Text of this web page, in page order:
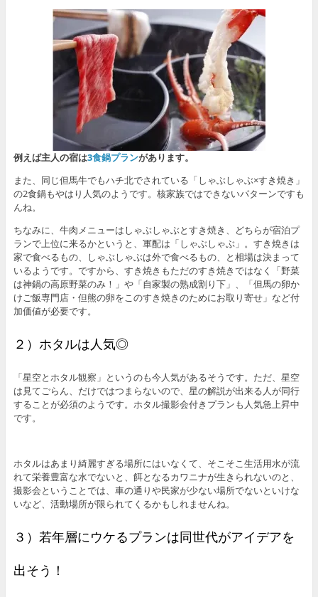
例えば主人の宿は3食鍋プランがあります。
また、同じ但馬牛でもハチ北でされている「しゃぶしゃぶ×すき焼き」
の2食鍋もやはり人気のようです。核家族ではできないパターンですも
んね。
ちなみに、牛肉メニューはしゃぶしゃぶとすき焼き、どちらが宿泊プ
ランで上位に来るかというと、軍配は「しゃぶしゃぶ」。すき焼きは
家で食べるもの、しゃぶしゃぶは外で食べるもの、と相場は決まって
いるようです。ですから、すき焼きもただのすき焼きではなく「野菜
は神鍋の高原野菜のみ！」や「自家製の熟成割り下」、「但馬の卵か
けご飯専門店・但熊の卵をこのすき焼きのためにお取り寄せ」など付
加価値が必要です。
２）ホタルは人気◎
「星空とホタル観察」というのも今人気があるそうです。ただ、星空
は見てごらん、だけではつまらないので、星の解説が出来る人が同行
することが必須のようです。ホタル撮影会付きプランも人気急上昇中
です。
ホタルはあまり綺麗すぎる場所にはいなくて、そこそこ生活用水が流
れて栄養豊富な水でないと、餌となるカワニナが生きられないのと、
撮影会ということでは、車の通りや民家が少ない場所でないといけな
いなど、活動場所が限られてくるかもしれませんね。
３）若年層にウケるプランは同世代がアイデアを
出そう！